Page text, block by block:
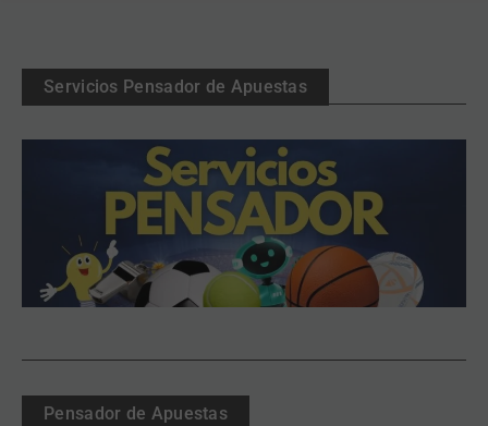
Servicios Pensador de Apuestas
Pensador de Apuestas